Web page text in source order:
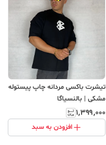
تیشرت باکسی مردانه چاپ پیستوله
مشکی | بالنسیاگا
۱٬۳۹۹٬۰۰۰
افزودن به سبد